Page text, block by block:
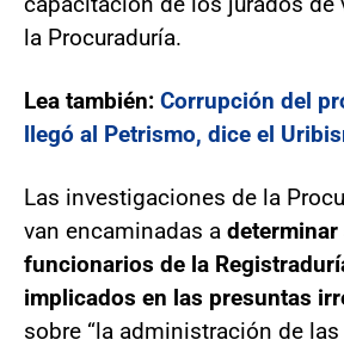
la Procuraduría.
Lea también: Corrupción del
llegó al Petrismo, dice el
Las investigaciones de la
van encaminadas a
funcionarios de la
implicados en las presuntas
sobre “la administración de